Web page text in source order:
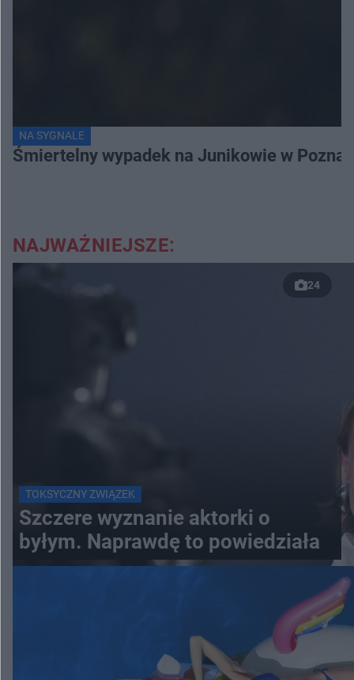
NA SYGNALE
Śmiertelny wypadek na Junikowie w
NAJWAŻNIEJSZE:
24
TOKSYCZNY ZWIĄZEK
Szczere wyznanie aktorki o
byłym. Naprawdę to powiedziała